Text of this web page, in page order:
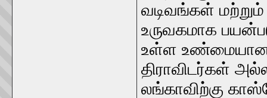
வடிவங்கள் மற்றும்
உருவகமாக
உள்ள உண்மையான
திராவிடர்கள்
லங்காவிற்கு